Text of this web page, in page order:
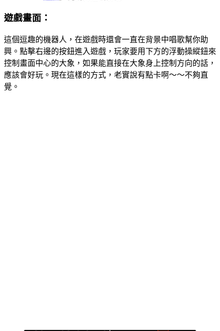
遊戲畫面：
這個逗趣的機器人，在遊戲時還會一直在背景中唱歌幫你助
興。點擊右邊的按鈕進入遊戲，玩家要用下方的浮動操縱鈕來
控制畫面中心的大象，如果能直接在大象身上控制方向的話，
應該會好玩。現在這樣的方式，老實說有點卡啊～～不夠直
覺。